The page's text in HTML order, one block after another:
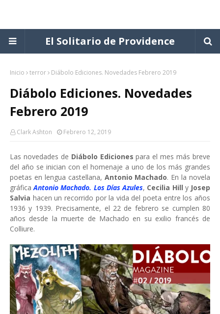
El Solitario de Providence
Inicio terror Diábolo Ediciones. Novedades Febrero 2019
Diábolo Ediciones. Novedades
Febrero 2019
Clark Ashton Febrero 12, 2019
Las novedades de Diábolo Ediciones para el mes más breve
del año se inician con el homenaje a uno de los más grandes
poetas en lengua castellana, Antonio Machado. En la novela
gráficaAntonio Machado. Los Días Azules, Cecilia Hill y Josep
Salvia hacen un recorrido por la vida del poeta entre los años
1936 y 1939. Precisamente, el 22 de febrero se cumplen 80
años desde la muerte de Machado en su exilio francés de
Colliure.